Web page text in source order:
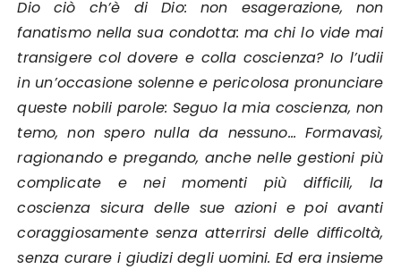
Dio ciò ch’è di Dio: non esagerazione, non
fanatismo nella sua condotta: ma chi lo vide mai
transigere col dovere e colla coscienza? Io l’udii
in un’occasione solenne e pericolosa pronunciare
queste nobili parole: Seguo la mia coscienza, non
temo, non spero nulla da nessuno… Formavasì,
ragionando e pregando, anche nelle gestioni più
complicate e nei momenti più difficili, la
coscienza sicura delle sue azioni e poi avanti
coraggiosamente senza atterrirsi delle difficoltà,
senza curare i giudizi degli uomini. Ed era insieme